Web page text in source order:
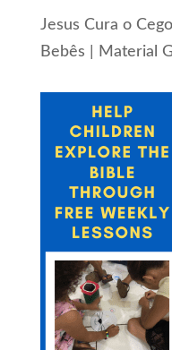
Jesus Cura o
Bebês | Material